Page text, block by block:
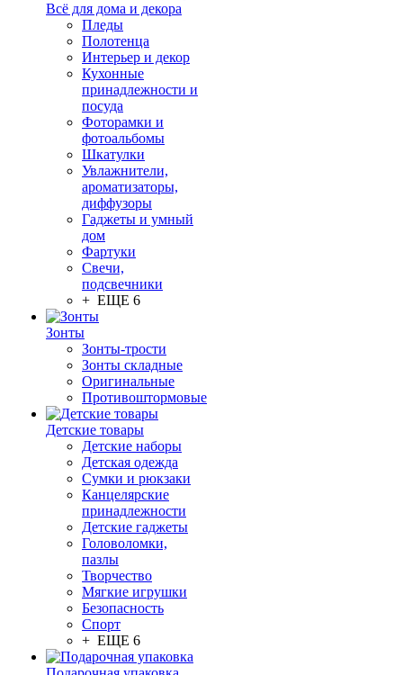
Всё для дома и декора
Пледы
Полотенца
Интерьер и декор
Кухонные
принадлежности и
посуда
Фоторамки и
фотоальбомы
Шкатулки
Увлажнители,
ароматизаторы,
диффузоры
Гаджеты и умный
дом
Фартуки
Свечи,
подсвечники
+ ЕЩЕ 6
Зонты
Зонты-трости
Зонты складные
Оригинальные
Противоштормовые
Детские товары
Детские наборы
Детская одежда
Сумки и рюкзаки
Канцелярские
принадлежности
Детские гаджеты
Головоломки,
пазлы
Творчество
Мягкие игрушки
Безопасность
Спорт
+ ЕЩЕ 6